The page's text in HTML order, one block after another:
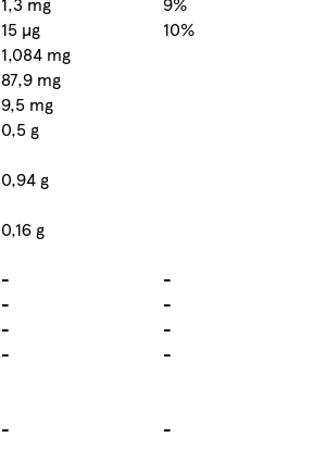
15 µg
10%
1,084 mg
87,9 mg
9,5 mg
0,5 g
0,94 g
0,16 g
-
-
-
-
-
-
- -
- -